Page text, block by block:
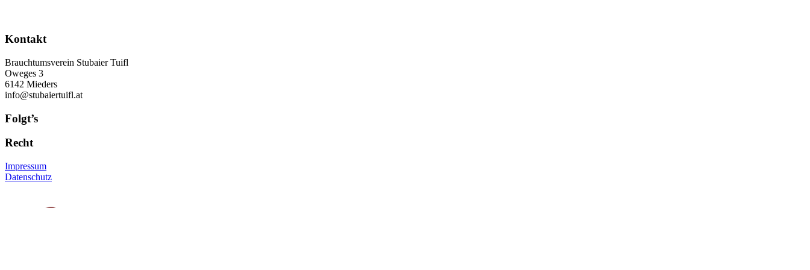
Kontakt
Brauchtumsverein Stubaier Tuifl
Oweges 3
6142 Mieders
info@stubaiertuifl.at
Folgt’s
Recht
Impressum
Datenschutz